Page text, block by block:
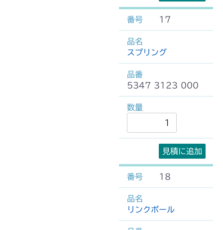
17
スプリング
5347 3123 000
見積に追加
18
リンクボール